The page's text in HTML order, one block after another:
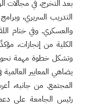
بعد التخرج، في مجالات
التدريب السريري،
والعسكري. وفي ختام
الكلية من إنجازات،
وتشكل خطوة مهمة نحو
يضاهي المعايير
المجتمع. من جانبه،
رئيس الجامعة على